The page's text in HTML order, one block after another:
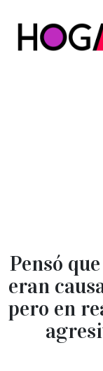
Pensó
eran
pero en